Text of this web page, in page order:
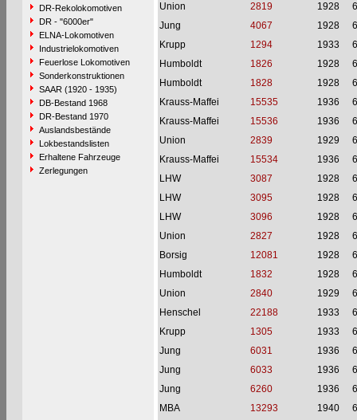
DR-Rekolokomotiven
DR - "6000er"
ELNA-Lokomotiven
Industrielokomotiven
Feuerlose Lokomotiven
Sonderkonstruktionen
SAAR (1920 - 1935)
DB-Bestand 1968
DR-Bestand 1970
Auslandsbestände
Lokbestandslisten
Erhaltene Fahrzeuge
Zerlegungen
Union
2819 1928
Jung
4067 1928
Krupp
1294 1933
Humboldt
1826 1928
Humboldt
1828 1928
Krauss-Maffei
15535 1936
Krauss-Maffei
15536 1936
Union
2839 1929
Krauss-Maffei
15534 1936
LHW
3087 1928
LHW
3095 1928
LHW
3096 1928
Union
2827 1928
Borsig
12081 1928
Humboldt
1832 1928
Union
2840 1929
Henschel
22188 1933
Krupp
1305 1933
Jung
6031 1936
Jung
6033 1936
Jung
6260 1936
MBA
13293 1940